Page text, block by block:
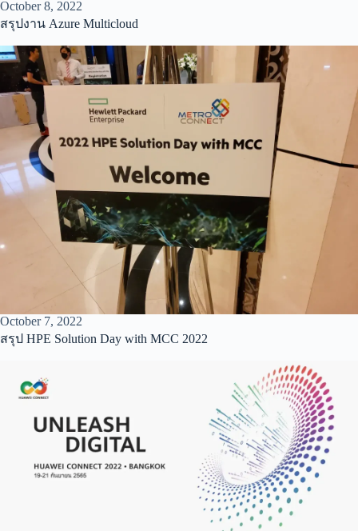
October 8, 2022
สรุปงาน Azure Multicloud
October 7, 2022
สรุป HPE Solution Day with MCC 2022